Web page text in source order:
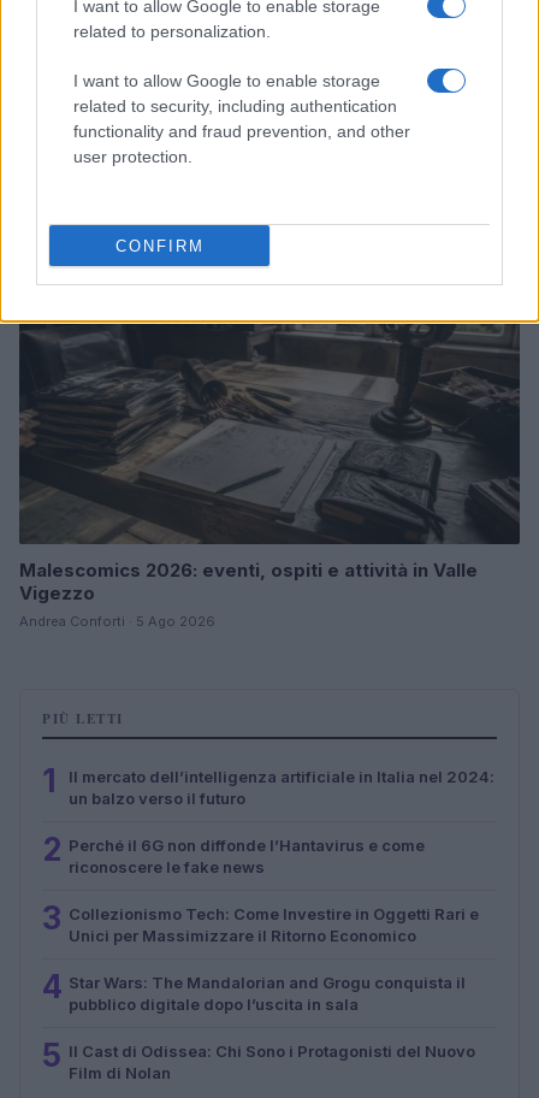
I want to allow Google to enable storage
related to personalization.
I want to allow Google to enable storage
related to security, including authentication
functionality and fraud prevention, and other
user protection.
CONFIRM
Boom del settore tech italiano: 652 milioni in venture
capital nel primo semestre 2026
Malescomics 2026: eventi, ospiti e attività in Valle
Vigezzo
Andrea Conforti · 5 Ago 2026
PIÙ LETTI
1
Il mercato dell’intelligenza artificiale in Italia nel 2024:
un balzo verso il futuro
2 Perché il 6G non diffonde l’Hantavirus e come
riconoscere le fake news
3 Collezionismo Tech: Come Investire in Oggetti Rari e
Unici per Massimizzare il Ritorno Economico
4 Star Wars: The Mandalorian and Grogu conquista il
pubblico digitale dopo l’uscita in sala
5 Il Cast di Odissea: Chi Sono i Protagonisti del Nuovo
Film di Nolan